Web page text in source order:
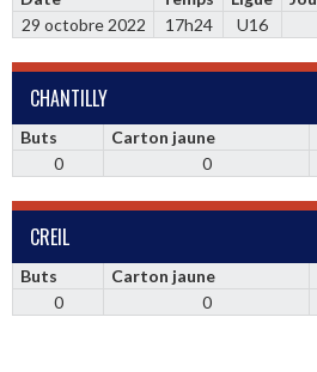
29 octobre 2022
17h24 U16
CHANTILLY
Buts Carton jaune
0
0
CREIL
Buts Carton jaune
0
0